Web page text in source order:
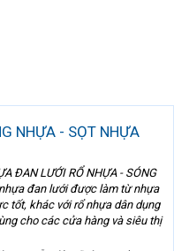
NHỰA - SỌT NHỰA
ĐAN LƯỚI RỔ NHỰA - SÓNG
đan lưới được làm từ nhựa
tốt, khác với rổ nhựa dân dụng
cho các cửa hàng và siêu thị